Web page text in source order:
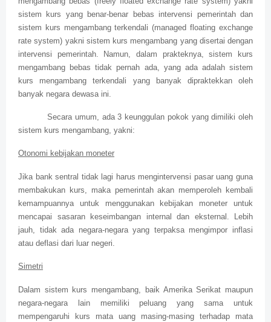
sistem kurs yang benar-benar bebas intervensi pemerintah dan
sistem kurs mengambang terkendali (managed floating exchange
rate system) yakni sistem kurs mengambang yang disertai dengan
intervensi pemerintah. Namun, dalam prakteknya, sistem kurs
mengambang bebas tidak pernah ada, yang ada adalah sistem
kurs mengambang terkendali yang banyak dipraktekkan oleh
banyak negara dewasa ini.
Secara umum, ada 3 keunggulan pokok yang dimiliki oleh
sistem kurs mengambang, yakni:
Otonomi kebijakan moneter
Jika bank sentral tidak lagi harus mengintervensi pasar uang guna
membakukan kurs, maka pemerintah akan memperoleh kembali
kemampuannya untuk menggunakan kebijakan moneter untuk
mencapai sasaran keseimbangan internal dan eksternal. Lebih
jauh, tidak ada negara-negara yang terpaksa mengimpor inflasi
atau deflasi dari luar negeri.
Simetri
Dalam sistem kurs mengambang, baik Amerika Serikat maupun
negara-negara lain memiliki peluang yang sama untuk
mempengaruhi kurs mata uang masing-masing terhadap mata